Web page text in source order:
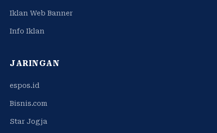
Iklan Web Banner
Info Iklan
JARINGAN
espos.id
Bisnis.com
Star Jogja